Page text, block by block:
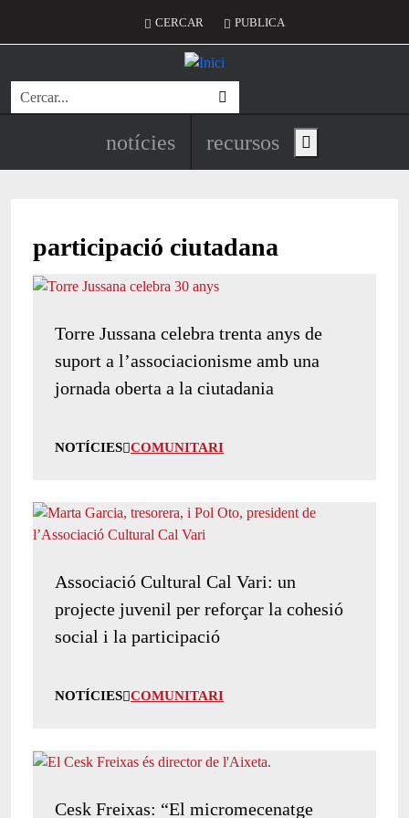
Menú del compte d'usuari
CERCAR PUBLICA
Cerca
Navegació principal de
notícies recursos Show main menu
participació ciutadana
Torre Jussana celebra trenta anys de
suport a l’associacionisme amb una
jornada oberta a la ciutadania
NOTÍCIES COMUNITARI
Associació Cultural Cal Vari: un
projecte juvenil per reforçar la cohesió
social i la participació
NOTÍCIES COMUNITARI
Cesk Freixas: “El micromecenatge